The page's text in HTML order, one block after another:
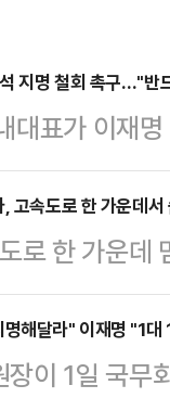
지명 철회 촉구…"반
대표가 이재
했다.송언석
모두발언에
. 오히려 의
박했다.송
사에 투자해
람이라는
고속도로 한 가운데서
로 한 가운
경기남부경
고속도로 강
이에 멈춰
해달라" 이재명 "1대
이 1일 국무